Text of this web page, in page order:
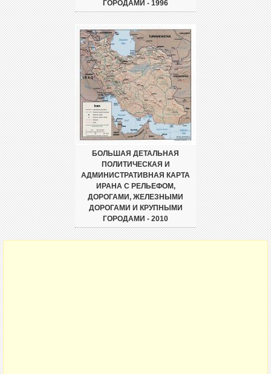
ГОРОДАМИ - 1996
БОЛЬШАЯ ДЕТАЛЬНАЯ
ПОЛИТИЧЕСКАЯ И
АДМИНИСТРАТИВНАЯ КАРТА
ИРАНА С РЕЛЬЕФОМ,
ДОРОГАМИ, ЖЕЛЕЗНЫМИ
ДОРОГАМИ И КРУПНЫМИ
ГОРОДАМИ - 2010